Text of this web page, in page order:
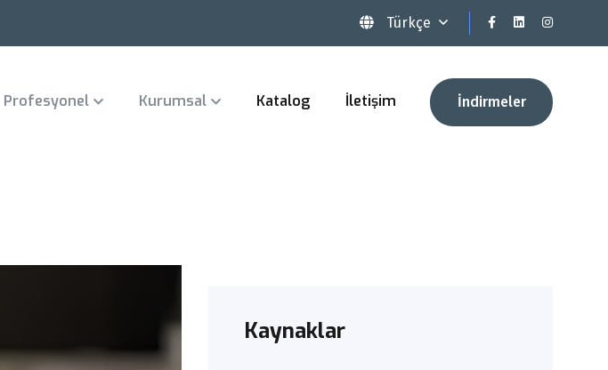
Türkçe
Profesyonel Kurumsal Katalog İletişim İndirmeler
Kaynaklar